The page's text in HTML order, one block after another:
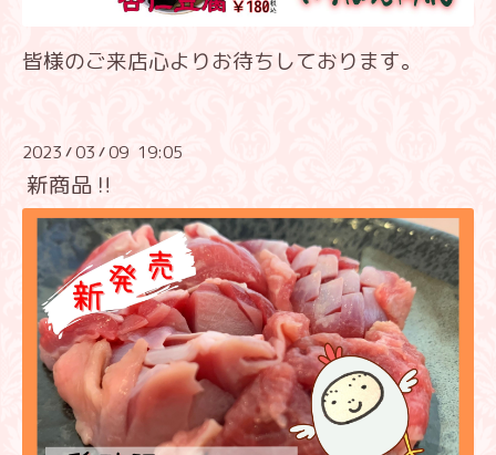
皆様のご来店心よりお待ちしております。
2023 /03 /09 19:05
新商品‼